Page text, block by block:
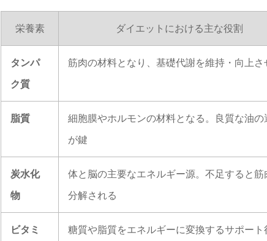
栄養素 ダイエットにおける主な役割
タンパ
ク質
筋肉の材料となり、基礎代謝を維持・向上さ
脂質 細胞膜やホルモンの材料となる。良質な油の
が鍵
炭水化
物
体と脳の主要なエネルギー源。不足すると筋
分解される
ビタミ 糖質や脂質をエネルギーに変換するサポート